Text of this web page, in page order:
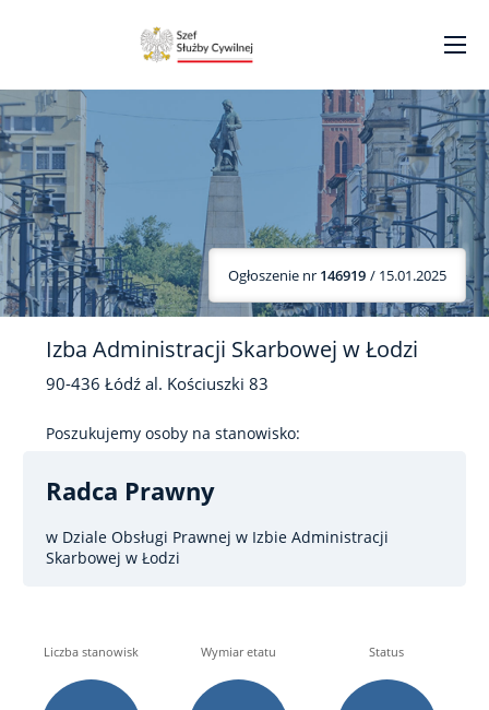
Ogłoszenie nr 146919 / 15.01.2025
Izba Administracji Skarbowej w Łodzi
90-436 Łódź al. Kościuszki 83
Poszukujemy osoby na stanowisko:
Radca Prawny
w Dziale Obsługi Prawnej w Izbie Administracji
Skarbowej w Łodzi
Liczba stanowisk Wymiar etatu Status